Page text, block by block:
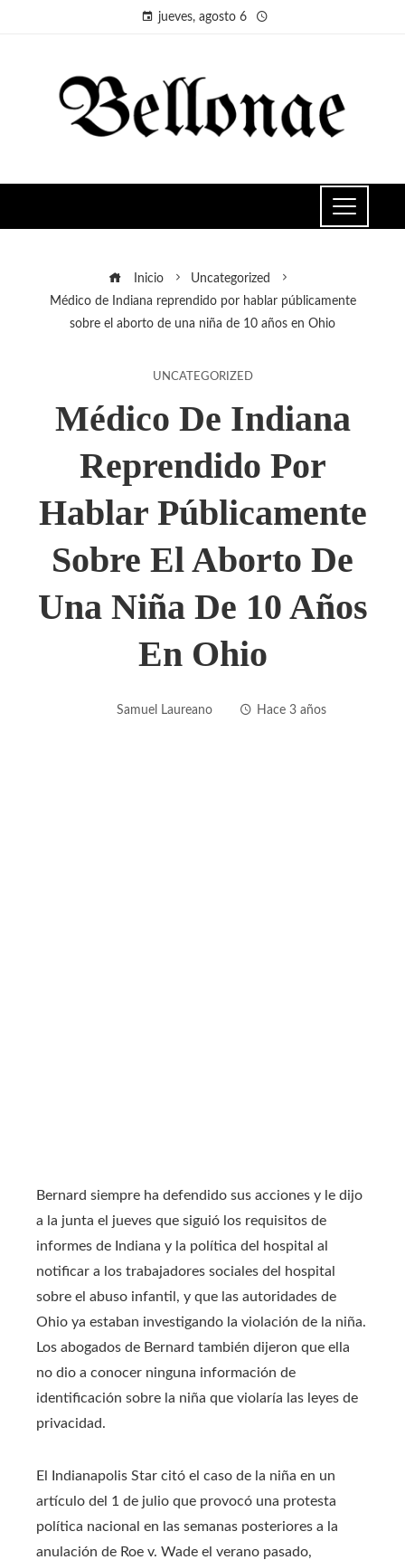
jueves, agosto 6
Inicio
Uncategorized
Médico de Indiana reprendido por hablar públicamente
sobre el aborto de una niña de 10 años en Ohio
UNCATEGORIZED
Médico De Indiana
Reprendido Por
Hablar Públicamente
Sobre El Aborto De
Una Niña De 10 Años
En Ohio
Samuel Laureano Hace 3 años
Bernard siempre ha defendido sus acciones y le dijo
a la junta el jueves que siguió los requisitos de
informes de Indiana y la política del hospital al
notificar a los trabajadores sociales del hospital
sobre el abuso infantil, y que las autoridades de
Ohio ya estaban investigando la violación de la niña.
Los abogados de Bernard también dijeron que ella
no dio a conocer ninguna información de
identificación sobre la niña que violaría las leyes de
privacidad.
El Indianapolis Star citó el caso de la niña en un
artículo del 1 de julio que provocó una protesta
política nacional en las semanas posteriores a la
anulación de Roe v. Wade el verano pasado,